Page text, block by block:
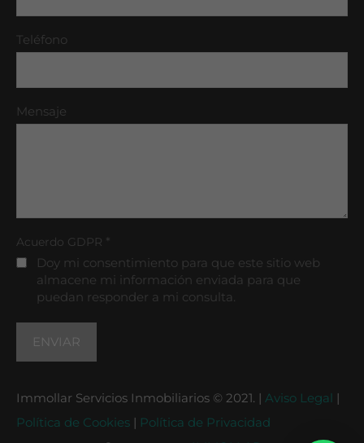
Teléfono
Mensaje
Acuerdo GDPR *
Doy mi consentimiento para que este sitio web
almacene mi información enviada para que
puedan responder a mi consulta.
Immollar Servicios Inmobiliarios © 2021. | Aviso Legal
|
Política de Cookies | Política de Privacidad